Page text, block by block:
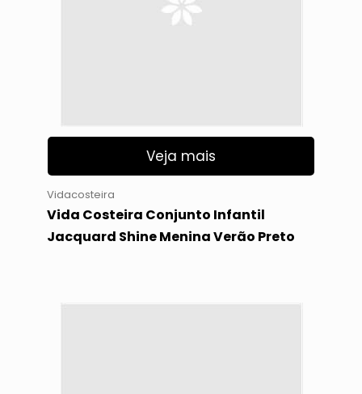
Veja mais
Vidacosteira
Vida Costeira Conjunto Infantil
Jacquard Shine Menina Verão Preto